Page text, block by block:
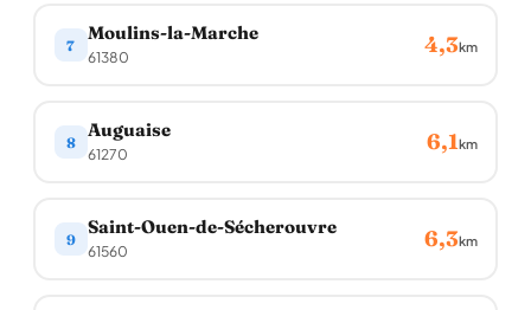
7
Moulins-la-Marche
61380 4,3km
8
Auguaise
61270 6,1km
9
Saint-Ouen-de-Sécherouvre
61560 6,3km